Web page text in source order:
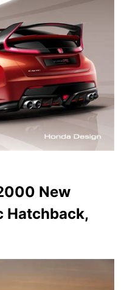
New
Hatchback,